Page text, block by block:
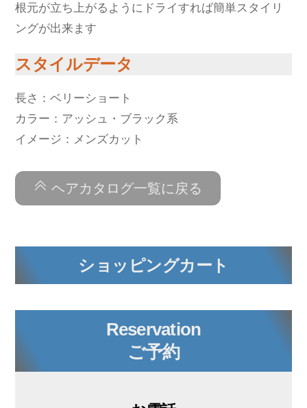
根元が立ち上がるようにドライすれば簡単スタイリ
ングが出来ます
スタイルデータ
長さ：ベリーショート
カラー：アッシュ・ブラック系
イメージ：メンズカット
ヘアカタログ一覧に戻る
ショッピングカート
Reservation
ご予約